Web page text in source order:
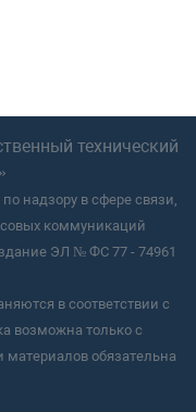
технический
надзору в сфере связи,
коммуникаций
ЭЛ № ФС 77 - 74961
в соответствии с
возможна только с
обязательна